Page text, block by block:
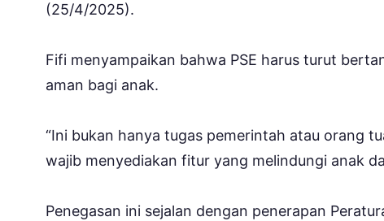
(25/4/2025).
Fifi menyampaikan bahwa PSE harus turut
aman bagi anak.
“Ini bukan hanya tugas pemerintah atau orang
wajib menyediakan fitur yang melindungi anak
Penegasan ini sejalan dengan penerapan